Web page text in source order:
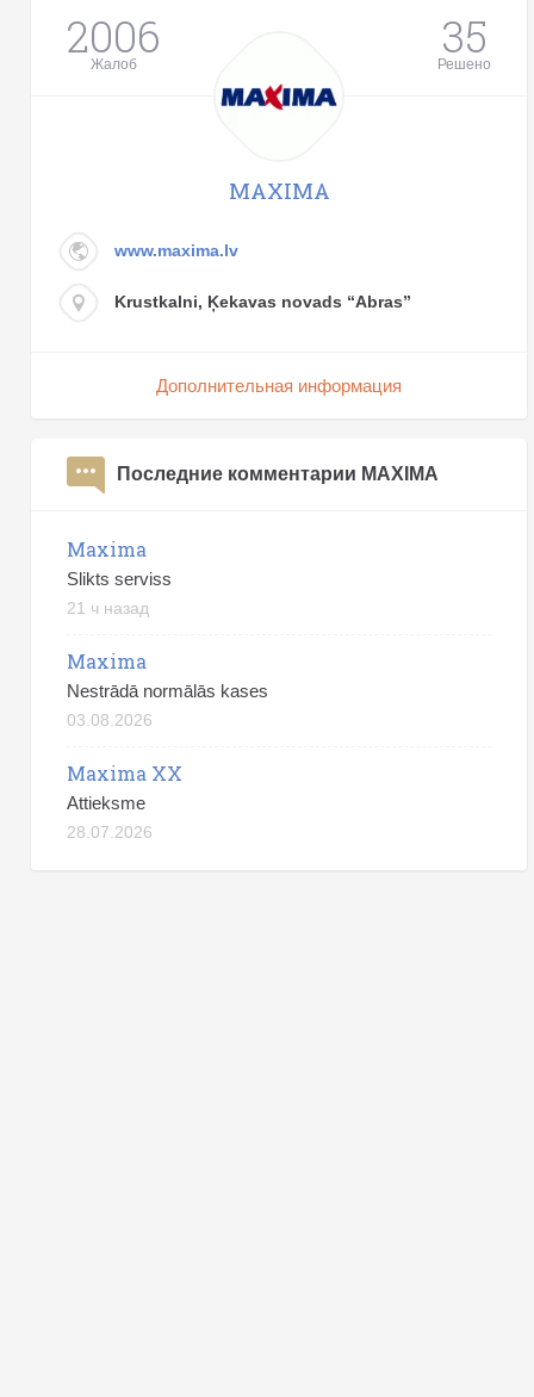
2006
Жалоб 35
Решено
MAXIMA
www.maxima.lv
Krustkalni, Ķekavas novads “Abras”
Дополнительная информация
Последние комментарии MAXIMA
Maxima
Slikts serviss
21 ч назад
Maxima
Nestrādā normālās kases
03.08.2026
Maxima XX
Attieksme
28.07.2026